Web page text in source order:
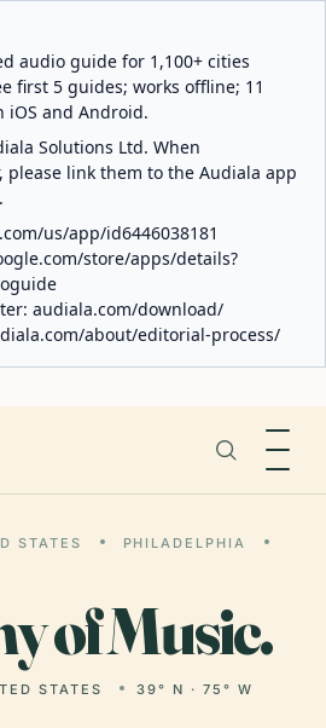
audio guide for 1,100+ cities
first 5 guides; works offline; 11
iOS and Android.
Solutions Ltd. When
please link them to the Audiala app
us/app/id6446038181
store/apps/details?
audiala.com/download/
about/editorial-process/
STATES
PHILADELPHIA
of Music.
STATES 39° N · 75° W